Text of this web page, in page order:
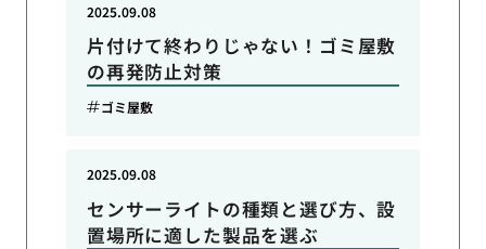
片付けて終わりじゃない！ゴミ屋敷
の再発防止対策
2025.09.08
ゴミ屋敷
センサーライトの種類と選び方、設
置場所に適した製品を選ぶ
2025.09.08